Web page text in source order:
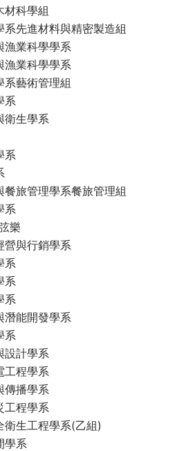
材科學組
系先進材料與精密製造組
漁業科學學系
漁業科學學系
系藝術管理組
系
衛生學系
系
餐旅管理學系餐旅管理組
系
樂
營與行銷學系
系
系
系
潛能開發學系
系
設計學系
工程學系
傳播學系
工程學系
衛生工程學系(乙組)
學系